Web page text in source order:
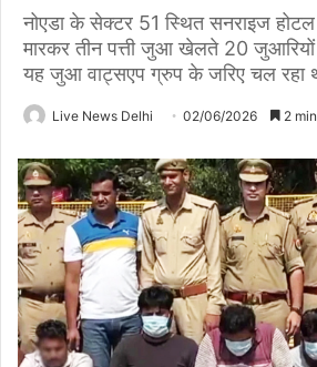
नोएडा के सेक्टर 51 स्थित सनराइज
मारकर तीन पत्ती जुआ खेलते 20 जुआरियों
यह जुआ वाट्सएप ग्रुप के जरिए चल रहा
Live News Delhi 02/06/2026 2